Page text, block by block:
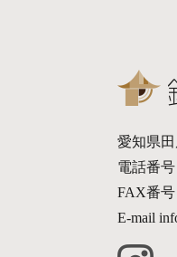
愛知県
電話番号
FAX番号
E-mail